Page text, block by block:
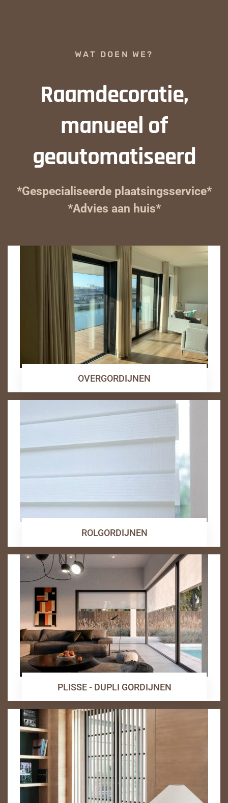
WAT DOEN WE?
Raamdecoratie,
manueel of
geautomatiseerd
*Gespecialiseerde plaatsingsservice*
*Advies aan huis*
OVERGORDIJNEN
ROLGORDIJNEN
PLISSE - DUPLI GORDIJNEN